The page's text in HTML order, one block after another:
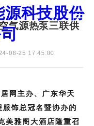
气源热泵三联供
08-25 17:45:00
网主办、广东华天
服饰总冠名暨协办的
美雅阁大酒店隆重召